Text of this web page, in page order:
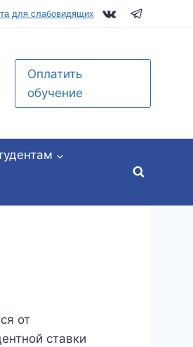
для слабовидящих
Оплатить
обучение
от
ставки